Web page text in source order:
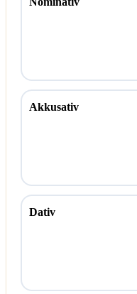
Akkusativ
Dativ